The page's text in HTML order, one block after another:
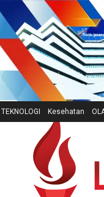
TEKNOLOGI Kesehatan